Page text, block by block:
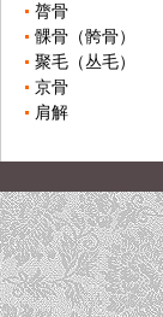
膂骨
髁骨（骻骨）
聚毛（丛毛）
京骨
肩解